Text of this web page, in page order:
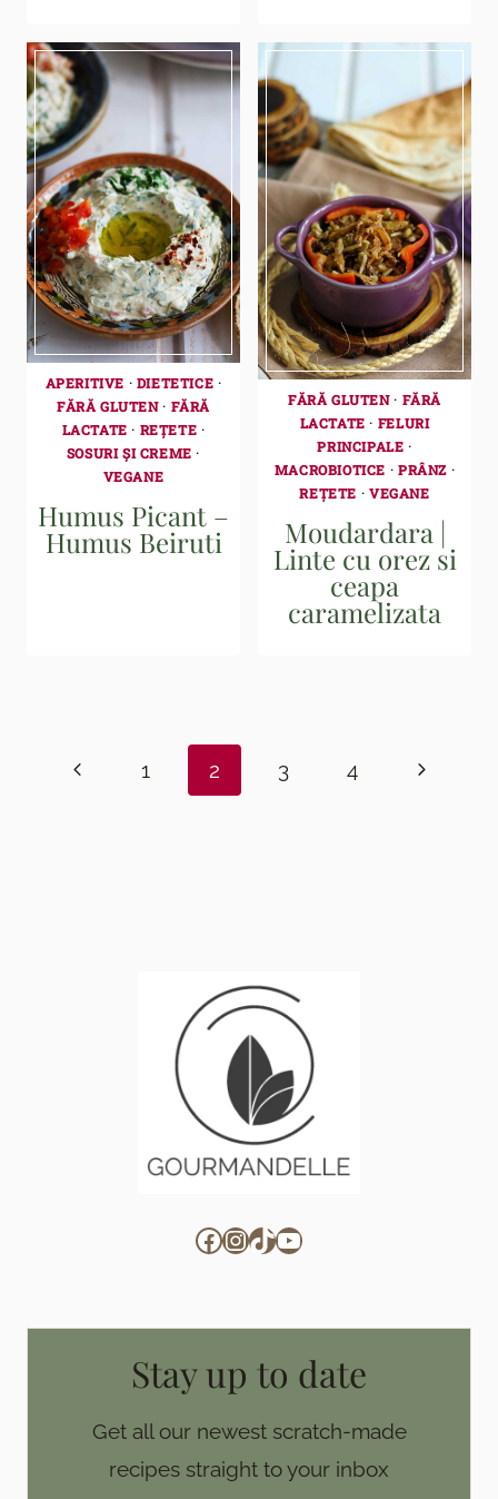
APERITIVE · DIETETICE ·
FĂRĂ GLUTEN· FĂRĂ
LACTATE · REȚETE ·
SOSURI ȘI CREME ·
VEGANE
Humus Picant –
Humus Beiruti
FĂRĂ GLUTEN· FĂRĂ
LACTATE · FELURI
PRINCIPALE ·
MACROBIOTICE · PRÂNZ·
REȚETE · VEGANE
Moudardara |
Linte cu orez si
ceapa
caramelizata
navigation
Previous1 2 3 4
Next
Facebook
Instagram
TikTok
YouTube
Stay up to date
Get all our newest scratch-made
recipes straight to your inbox